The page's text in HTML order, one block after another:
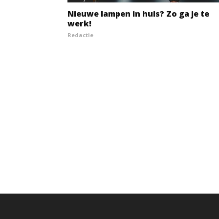
Nieuwe lampen in huis? Zo ga je te
werk!
Redactie